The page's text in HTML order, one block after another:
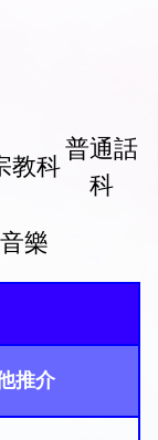
教科
普通話
科
音樂
推介